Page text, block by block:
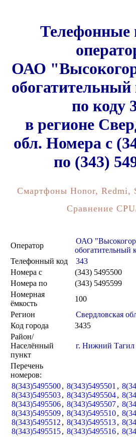
Телефонные
ОАО
по коду
в регионе
обл. Номера c
по (343)
Смартфоны Honor, Redmi,
Сравнение
Оператор
ОАО
обогатительный
Телефонный код
343
Номера с
(343) 5495500
Номера по
(343) 5495599
Номерная
ёмкость
100
Регион
Свердловская
Код города
3435
Район/
Населённый
пункт
г. Нижний Тагил
Перечень
номеров:
8(343)5495500, 8(343)5495501 ,
8(343)5495503, 8(343)5495504,
8(343)5495506, 8(343)5495507,
8(343)5495509, 8(343)5495510,
8(343)5495512 , 8(343)5495513,
8(343)5495515, 8(343)5495516,